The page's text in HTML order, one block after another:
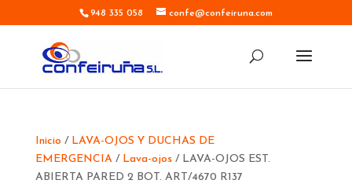
948 335 058 confe@confeiruna.com
Inicio / LAVA-OJOS Y DUCHAS DE
EMERGENCIA/ Lava-ojos/ LAVA-OJOS EST.
ABIERTA PARED 2 BOT. ART/4670 R137